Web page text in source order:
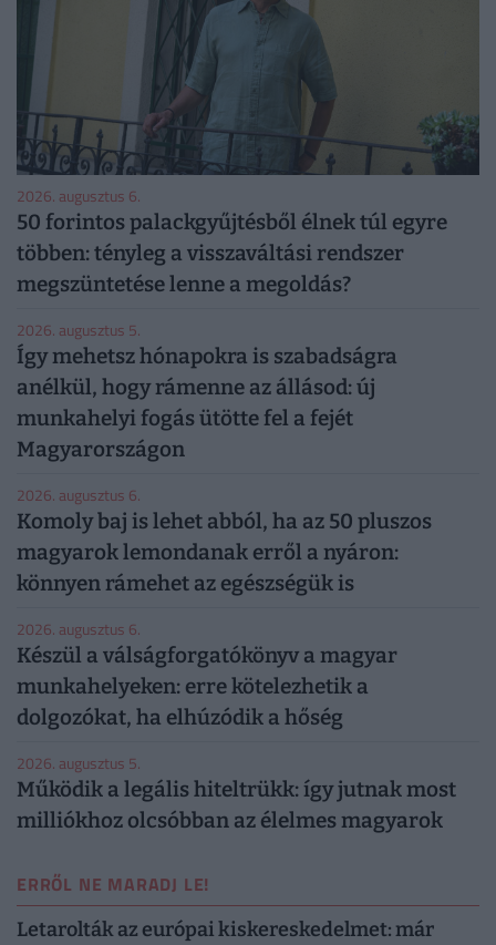
2026. augusztus 6.
50 forintos palackgyűjtésből élnek túl egyre
többen: tényleg a visszaváltási rendszer
megszüntetése lenne a megoldás?
2026. augusztus 5.
Így mehetsz hónapokra is szabadságra
anélkül, hogy rámenne az állásod: új
munkahelyi fogás ütötte fel a fejét
Magyarországon
2026. augusztus 6.
Komoly baj is lehet abból, ha az 50 pluszos
magyarok lemondanak erről a nyáron:
könnyen rámehet az egészségük is
2026. augusztus 6.
Készül a válságforgatókönyv a magyar
munkahelyeken: erre kötelezhetik a
dolgozókat, ha elhúzódik a hőség
2026. augusztus 5.
Működik a legális hiteltrükk: így jutnak most
milliókhoz olcsóbban az élelmes magyarok
ERRŐL NE MARADJ LE!
Letarolták az európai kiskereskedelmet: már